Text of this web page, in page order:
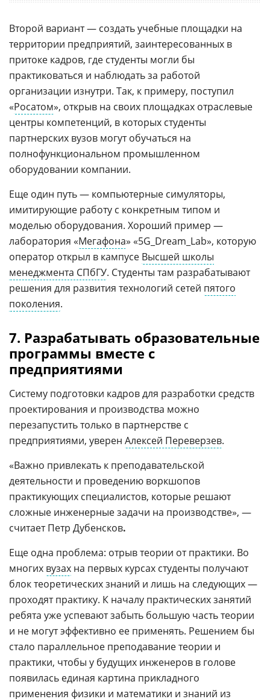
Второй вариант — создать учебные площадки на
территории предприятий, заинтересованных в
притоке кадров, где студенты могли бы
практиковаться и наблюдать за работой
организации изнутри. Так, к примеру, поступил
«Росатом», открыв на своих площадках отраслевые
центры компетенций, в которых студенты
партнерских вузов могут обучаться на
полнофункциональном промышленном
оборудовании компании.
Еще один путь — компьютерные симуляторы,
имитирующие работу с конкретным типом и
моделью оборудования. Хороший пример —
лаборатория «Мегафона» «5G_Dream_Lab», которую
оператор открыл в кампусе Высшей школы
менеджмента СПбГУ. Студенты там разрабатывают
решения для развития технологий сетей пятого
поколения.
7. Разрабатывать образовательные
программы вместе с
предприятиями
Систему подготовки кадров для разработки средств
проектирования и производства можно
перезапустить только в партнерстве с
предприятиями, уверен Алексей Переверзев.
«Важно привлекать к преподавательской
деятельности и проведению воркшопов
практикующих специалистов, которые решают
сложные инженерные задачи на производстве», —
считает Петр Дубенсков.
Еще одна проблема: отрыв теории от практики. Во
многих вузах на первых курсах студенты получают
блок теоретических знаний и лишь на следующих —
проходят практику. К началу практических занятий
ребята уже успевают забыть большую часть теории
и не могут эффективно ее применять. Решением бы
стало параллельное преподавание теории и
практики, чтобы у будущих инженеров в голове
появилась единая картина прикладного
применения физики и математики и знаний из